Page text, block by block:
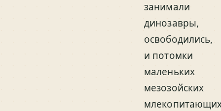
занимали
динозавры,
освободились,
и потомки
маленьких
мезозойских